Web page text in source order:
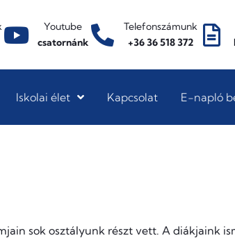
Youtube
csatornánk
Telefonszámunk
+36 36 518 372
Iskolai élet Kapcsolat E-napló
sok osztályunk részt vett. A diákjaink